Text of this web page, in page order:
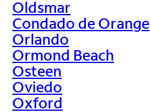
Oldsmar
Condado de Orange
Orlando
Ormond Beach
Osteen
Oviedo
Oxford